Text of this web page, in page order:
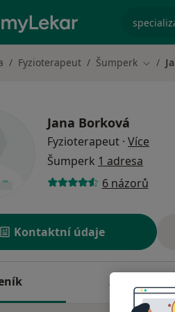
Fyzioterapeut Šumperk
Jana Borková
Fyzioterapeut · Více
Šumperk 1 adresa
6 názorů
Kontaktní údaje
Adresy